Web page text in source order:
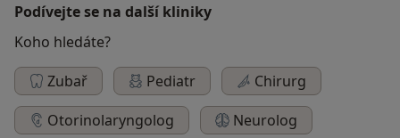
Podívejte se na další kliniky
Koho hledáte?
Zubař
Pediatr
Chirurg
Otorinolaryngolog
Neurolog